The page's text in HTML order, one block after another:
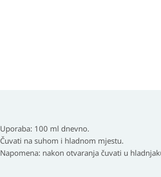
Uporaba: 100 ml dnevno.
Čuvati na suhom i hladnom mjestu.
Napomena: nakon otvaranja čuvati u